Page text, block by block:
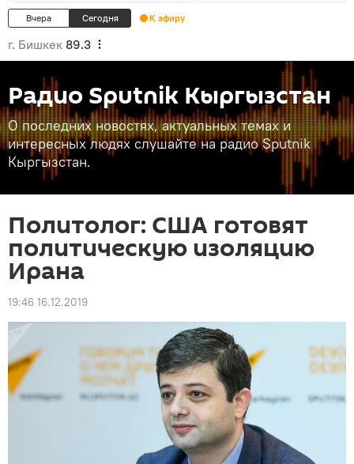
Вчера Сегодня К эфиру
г. Бишкек 89.3
Радио Sputnik Кыргызстан
О последних новостях, актуальных темах и
интересных людях слушайте на радио Sputnik
Кыргызстан.
Политолог: США готовят
политическую изоляцию
Ирана
19:46 16.12.2019